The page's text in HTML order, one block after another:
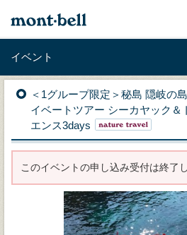
イベント
＜1グループ限定＞秘島 隠岐の
イベートツアー シーカヤック＆
エンス3days
このイベントの申し込み受付は終了